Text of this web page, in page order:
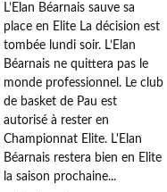
L’Elan Béarnais sauve sa
place en Elite La décision est
tombée lundi soir. L’Elan
Béarnais ne quittera pas le
monde professionnel. Le club
de basket de Pau est
autorisé à rester en
Championnat Elite. L'Elan
Béarnais restera bien en Elite
la saison prochaine...